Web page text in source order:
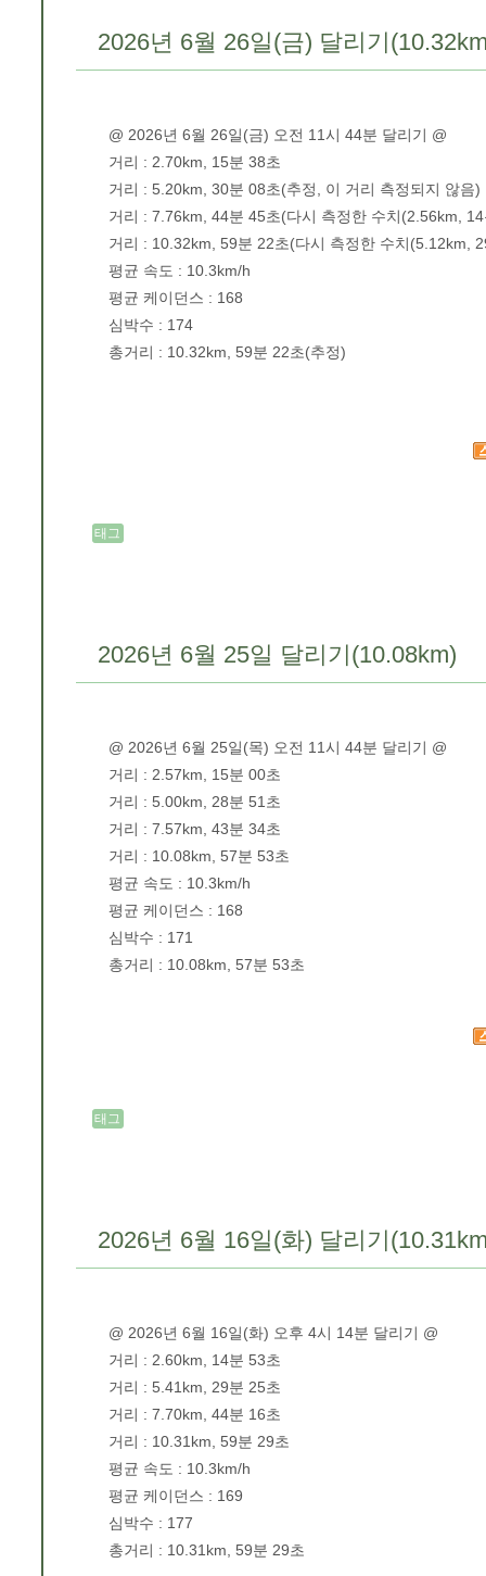
2026년 6월 26일(금) 달리기
@ 2026년 6월 26일(금) 오전 11시 44분 달리기 @
거리 : 2.70km, 15분 38초
거리 : 5.20km, 30분 08초(추정, 이 거리 측정되지 않음)
거리 : 7.76km, 44분 45초(다시 측정한 수치(2.56km,
거리 : 10.32km, 59분 22초(다시 측정한 수치(5.12km,
평균 속도 : 10.3km/h
평균 케이던스 : 168
심박수 : 174
총거리 : 10.32km, 59분 22초(추정)
태그
2026년 6월 25일 달리기(10.08km)
@ 2026년 6월 25일(목) 오전 11시 44분 달리기 @
거리 : 2.57km, 15분 00초
거리 : 5.00km, 28분 51초
거리 : 7.57km, 43분 34초
거리 : 10.08km, 57분 53초
평균 속도 : 10.3km/h
평균 케이던스 : 168
심박수 : 171
총거리 : 10.08km, 57분 53초
태그
2026년 6월 16일(화) 달리기
@ 2026년 6월 16일(화) 오후 4시 14분 달리기 @
거리 : 2.60km, 14분 53초
거리 : 5.41km, 29분 25초
거리 : 7.70km, 44분 16초
거리 : 10.31km, 59분 29초
평균 속도 : 10.3km/h
평균 케이던스 : 169
심박수 : 177
총거리 : 10.31km, 59분 29초